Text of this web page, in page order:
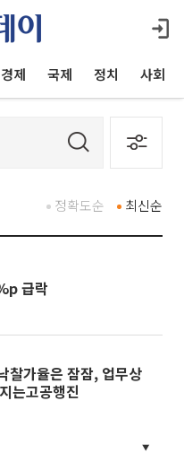
경제 국제 정치 사회
최신순
정확도순
급락
찰가율은 잠잠, 업무상
는고공행진